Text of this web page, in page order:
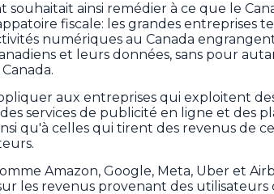
souhaitait ainsi remédier à ce que le
fiscale: les grandes entreprises
numériques au Canada
et leurs données, sans pour
aux entreprises qui exploitent
services de publicité en ligne et des
qu'à celles qui tirent des revenus de
Amazon, Google, Meta, Uber et
les revenus provenant des utilisateurs